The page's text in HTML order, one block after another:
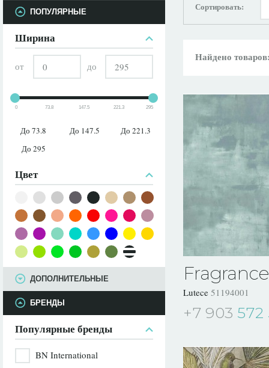
ПАРАМЕТРЫ
ПОПУЛЯРНЫЕ
Ширина
от до
0 73.8 147.5 221.3 295
До 73.8 До 147.5
До 221.3
До 295
Цвет
ДОПОЛНИТЕЛЬНЫЕ
БРЕНДЫ
Популярные бренды
BN International
Сортировать:
Найдено
Fragrance
Lutece 51194001
+7 903 572